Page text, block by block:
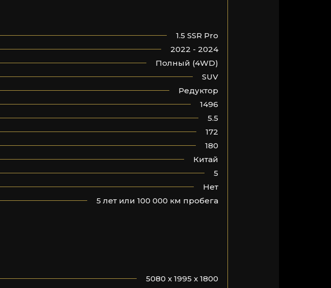
1.5 SSR Pro
2022 - 2024
Полный (4WD)
SUV
Редуктор
1496
5.5
172
180
Китай
5
Нет
5 лет или 100 000 км пробега
5080 x 1995 x 1800